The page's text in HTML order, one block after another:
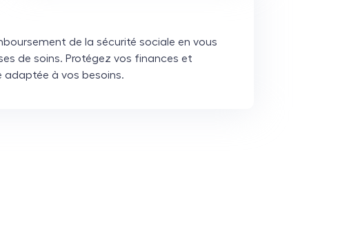
de la sécurité sociale en vous
de soins. Protégez vos finances et
adaptée à vos besoins.